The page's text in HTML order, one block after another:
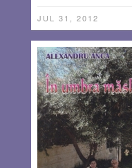
JUL 31, 2012